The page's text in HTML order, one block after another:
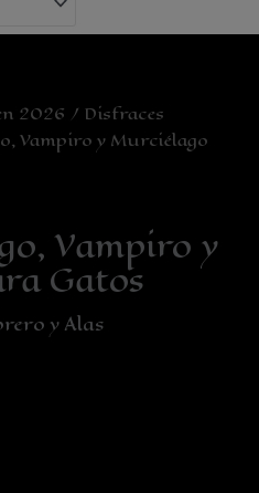
2026 / Disfraces
Vampiro y Murciélago
Vampiro y
Gatos
y Alas